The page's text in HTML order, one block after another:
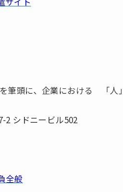
筆頭に、企業における 「人
シドニービル502
全般